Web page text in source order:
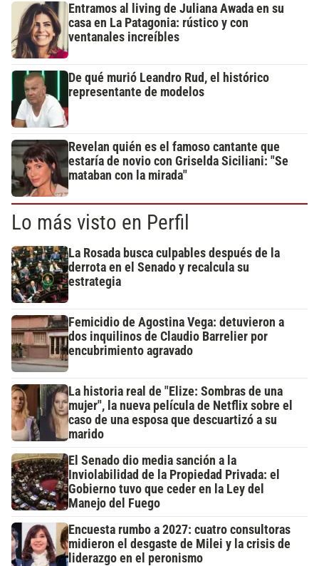
Entramos al living de Juliana Awada en su
casa en La Patagonia: rústico y con
ventanales increíbles
De qué murió Leandro Rud, el histórico
representante de modelos
Revelan quién es el famoso cantante que
estaría de novio con Griselda Siciliani: "Se
mataban con la mirada"
Lo más visto en Perfil
La Rosada busca culpables después de la
derrota en el Senado y recalcula su
estrategia
Femicidio de Agostina Vega: detuvieron a
dos inquilinos de Claudio Barrelier por
encubrimiento agravado
La historia real de "Elize: Sombras de una
mujer", la nueva película de Netflix sobre el
caso de una esposa que descuartizó a su
marido
El Senado dio media sanción a la
Inviolabilidad de la Propiedad Privada: el
Gobierno tuvo que ceder en la Ley del
Manejo del Fuego
Encuesta rumbo a 2027: cuatro consultoras
midieron el desgaste de Milei y la crisis de
liderazgo en el peronismo